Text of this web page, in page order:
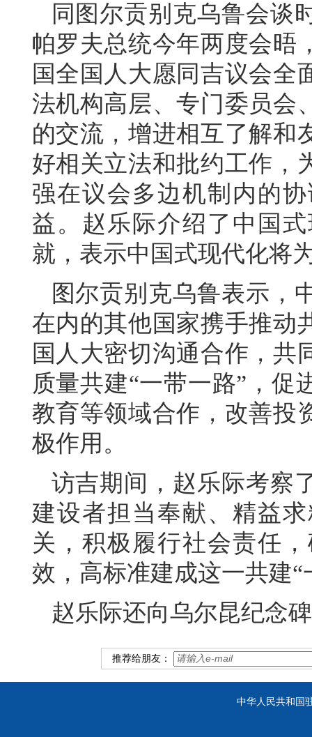
同图尔贡别克乌鲁会谈
帕罗夫总统今年两度会晤
国全国人大愿同吉议会全
法机构高层、专门委员会
的交流，增进相互了解和
好相关立法和批约工作，
强在议会多边机制内的
益。赵乐际介绍了中国
就，表示中国式现代化将
图尔贡别克乌鲁表示，
在内的其他国家携手推动
国人大密切沟通合作，共
质量共建“一带一路”，促
教育等领域合作，改善投
极作用。
访吉期间，赵乐际考察
建设者担当奉献、精益
关，积极履行社会责任
效，高标准建成这一共建
赵乐际还向乌尔昆纪念
推荐给朋友：
中华人民共和国